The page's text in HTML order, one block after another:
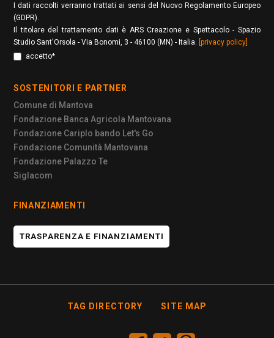
I dati raccolti verranno trattati ai sensi del Nuovo Regolamento Europeo
(GDPR).
Il titolare del trattamento dati è ARS Creazione e Spettacolo - Spazio
Studio Sant'Orsola - Via Bonomi, 3 - 46100 (MN) - Italia.
[privacy policy]
accetto*
SOSTENITORI E PARTNER
Comune di Mantova
Fondazione Banca Agricola Mantovana
Fondazione Cariplo bando Let's Go
Fondazione Comunità Mantovana
Fondazione Palazzo Te
Siglacom
FINANZIAMENTI
TRASPARENZA E FINANZIAMENTI
TAG DIRECTORY SITE MAP